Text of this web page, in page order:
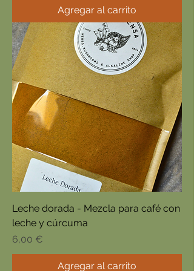
Agregar al carrito
Leche dorada - Mezcla para café con
leche y cúrcuma
Precio
6,00 €
Agregar al carrito